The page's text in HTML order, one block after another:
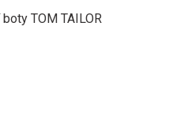
TOM TAILOR